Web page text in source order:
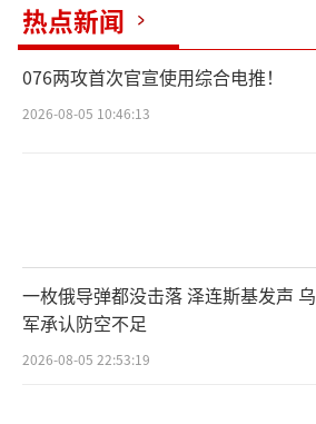
热点新闻
076两攻首次官宣使用综合电推！
2026-08-05 10:46:13
一枚俄导弹都没击落 泽连斯基发声 乌
军承认防空不足
2026-08-05 22:53:19